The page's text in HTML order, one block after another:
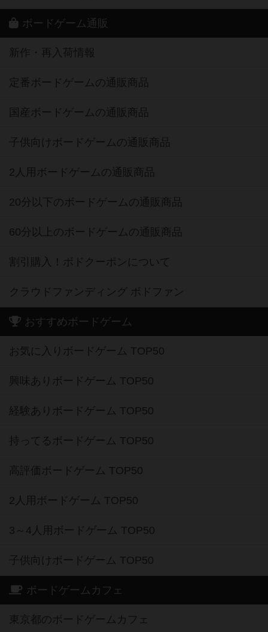
ボードゲーム通販
新作・再入荷情報
定番ボードゲームの通販商品
国産ボードゲームの通販商品
子供向けボードゲームの通販商品
2人用ボードゲームの通販商品
20分以下のボードゲームの通販商品
60分以上のボードゲームの通販商品
割引購入！ボドクーポンについて
クラウドファンディング ボドファン
おすすめボードゲーム
お気に入りボードゲーム TOP50
興味ありボードゲーム TOP50
経験ありボードゲーム TOP50
持ってるボードゲーム TOP50
高評価ボードゲーム TOP50
2人用ボードゲーム TOP50
3～4人用ボードゲーム TOP50
子供向けボードゲーム TOP50
ボードゲームカフェ
東京都のボードゲームカフェ